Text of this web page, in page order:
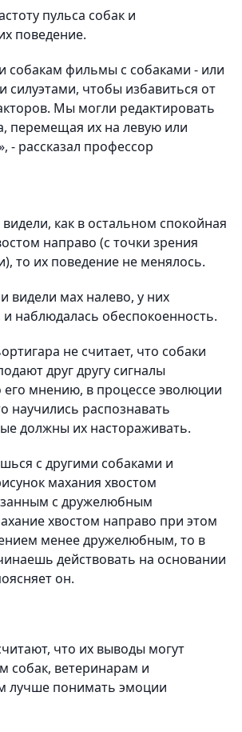
пульса собак и
поведение.
собакам фильмы с собаками - или
силуэтами, чтобы избавиться от
Мы могли редактировать
перемещая их на левую или
- рассказал профессор
как в остальном спокойная
направо (с точки зрения
то их поведение не менялось.
видели мах налево, у них
наблюдалась обеспокоенность.
не считает, что собаки
друг другу сигналы
его мнению, в процессе эволюции
научились распознавать
должны их настораживать.
с другими собаками и
махания хвостом
с дружелюбным
хвостом направо при этом
менее дружелюбным, то в
действовать на основании
он.
что их выводы могут
собак, ветеринарам и
лучше понимать эмоции